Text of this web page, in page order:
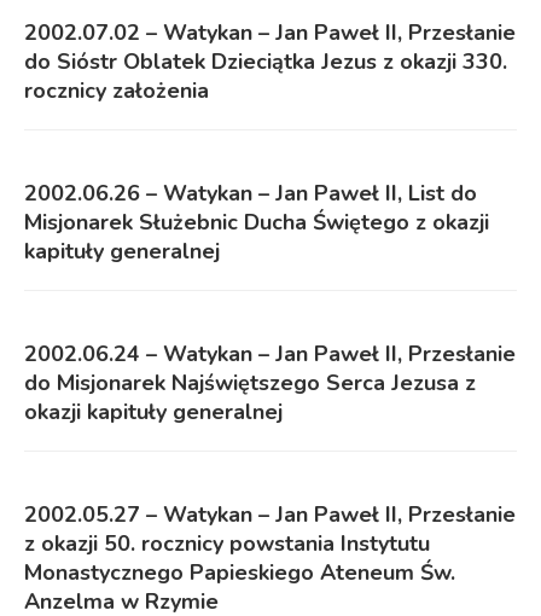
2002.07.02 – Watykan – Jan Paweł II, Przesłanie
do Sióstr Oblatek Dzieciątka Jezus z okazji 330.
rocznicy założenia
2002.06.26 – Watykan – Jan Paweł II, List do
Misjonarek Służebnic Ducha Świętego z okazji
kapituły generalnej
2002.06.24 – Watykan – Jan Paweł II, Przesłanie
do Misjonarek Najświętszego Serca Jezusa z
okazji kapituły generalnej
2002.05.27 – Watykan – Jan Paweł II, Przesłanie
z okazji 50. rocznicy powstania Instytutu
Monastycznego Papieskiego Ateneum Św.
Anzelma w Rzymie